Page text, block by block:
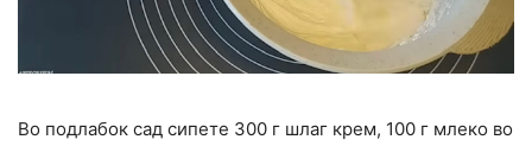
Во подлабок сад сипете 300 г шлаг крем, 100 г млеко во